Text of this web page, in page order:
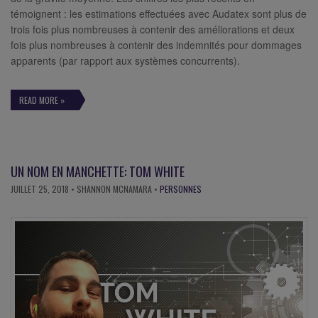
témoignent : les estimations effectuées avec Audatex sont plus de
trois fois plus nombreuses à contenir des améliorations et deux
fois plus nombreuses à contenir des indemnités pour dommages
apparents (par rapport aux systèmes concurrents).
READ MORE »
UN NOM EN MANCHETTE: TOM WHITE
JUILLET 25, 2018 • SHANNON MCNAMARA • PERSONNES